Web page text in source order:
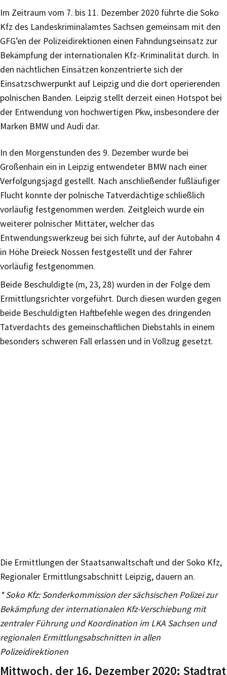
Im Zeitraum vom 7. bis 11. Dezember 2020 führte die Soko
Kfz des Landeskriminalamtes Sachsen gemeinsam mit den
GFG’en der Polizeidirektionen einen Fahndungseinsatz zur
Bekämpfung der internationalen Kfz-Kriminalität durch. In
den nächtlichen Einsätzen konzentrierte sich der
Einsatzschwerpunkt auf Leipzig und die dort operierenden
polnischen Banden. Leipzig stellt derzeit einen Hotspot bei
der Entwendung von hochwertigen Pkw, insbesondere der
Marken BMW und Audi dar.
In den Morgenstunden des 9. Dezember wurde bei
Großenhain ein in Leipzig entwendeter BMW nach einer
Verfolgungsjagd gestellt. Nach anschließender fußläufiger
Flucht konnte der polnische Tatverdächtige schließlich
vorläufig festgenommen werden. Zeitgleich wurde ein
weiterer polnischer Mittäter, welcher das
Entwendungswerkzeug bei sich führte, auf der Autobahn 4
in Höhe Dreieck Nossen festgestellt und der Fahrer
vorläufig festgenommen.
Beide Beschuldigte (m, 23, 28) wurden in der Folge dem
Ermittlungsrichter vorgeführt. Durch diesen wurden gegen
beide Beschuldigten Haftbefehle wegen des dringenden
Tatverdachts des gemeinschaftlichen Diebstahls in einem
besonders schweren Fall erlassen und in Vollzug gesetzt.
Die Ermittlungen der Staatsanwaltschaft und der Soko Kfz,
Regionaler Ermittlungsabschnitt Leipzig, dauern an.
* Soko Kfz: Sonderkommission der sächsischen Polizei zur
Bekämpfung der internationalen Kfz-Verschiebung mit
zentraler Führung und Koordination im LKA Sachsen und
regionalen Ermittlungsabschnitten in allen
Polizeidirektionen
Mittwoch, der 16. Dezember 2020: Stadtrat